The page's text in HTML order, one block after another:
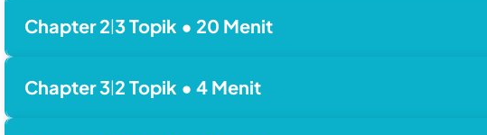
Chapter2|3Topik • 20 Menit
Chapter3|2 Topik • 4 Menit